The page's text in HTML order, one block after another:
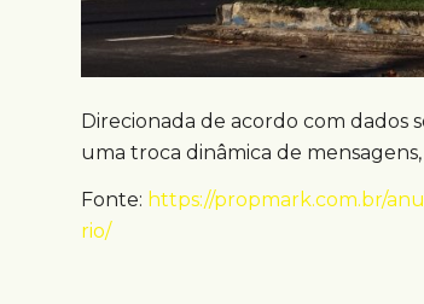
Direcionada de acordo com dados
uma troca dinâmica de
Fonte: https://propmark.com.br/
rio/